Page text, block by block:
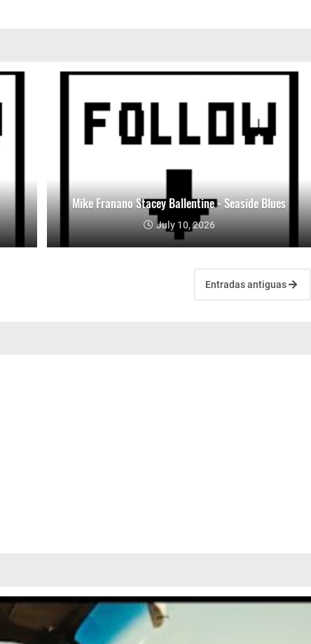
Mike Franano Stacey Ballentine - Seaside Blues
July 10, 2026
Entradas antiguas